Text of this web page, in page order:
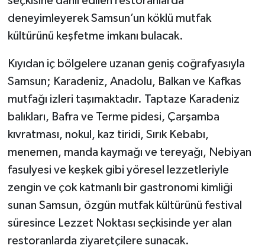
deneyimleyerek Samsun’un köklü mutfak
kültürünü keşfetme imkanı bulacak.
Kıyıdan iç bölgelere uzanan geniş coğrafyasıyla
Samsun; Karadeniz, Anadolu, Balkan ve Kafkas
mutfağı izleri taşımaktadır. Taptaze Karadeniz
balıkları, Bafra ve Terme pidesi, Çarşamba
kıvratması, nokul, kaz tiridi, Sırık Kebabı,
menemen, manda kaymağı ve tereyağı, Nebiyan
fasulyesi ve keşkek gibi yöresel lezzetleriyle
zengin ve çok katmanlı bir gastronomi kimliği
sunan Samsun, özgün mutfak kültürünü festival
süresince Lezzet Noktası seçkisinde yer alan
restoranlarda ziyaretçilere sunacak.